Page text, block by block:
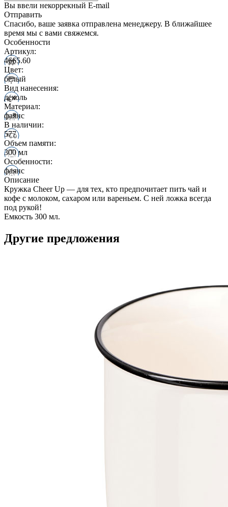
Вы ввели некоррекный E-mail
Отправить
Спасибо, ваше заявка отправлена менеджеру. В ближайшее
время мы с вами свяжемся.
Особенности
Артикул:
4665.60
Цвет:
белый
Вид нанесения:
деколь
Материал:
фаянс
В наличии:
577
Объем памяти:
300 мл
Особенности:
фаянс
Описание
Кружка Cheer Up — для тех, кто предпочитает пить чай и
кофе с молоком, сахаром или вареньем. С ней ложка всегда
под рукой!
Емкость 300 мл.
Другие предложения